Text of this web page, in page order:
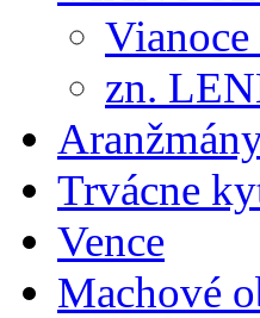
zn.
Trvácne
Vence
Machové